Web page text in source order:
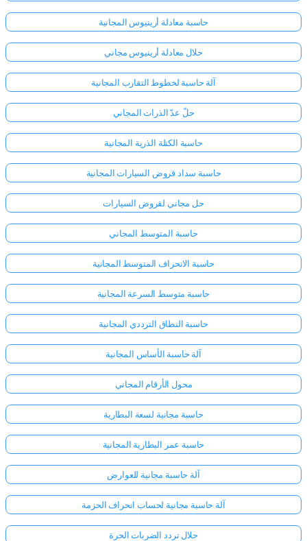
حاسبة معادلة أرينيوس المجانية
حلال معادلة أرينيوس مجاني
آلة حاسبة لخطوط التقارب المجانية
حلّ عدّ الذرات المجاني
حاسبة الكتلة الذرية المجانية
حاسبة سداد قروض السيارات المجانية
حل مجاني لقروض السيارات
حاسبة المتوسط المجاني
حاسبة الانحراف المتوسط المجانية
حاسبة متوسط السرعة المجانية
حاسبة النطاق الترددي المجانية
آلة حاسبة الأساس المجانية
محول الأرقام المجاني
حاسبة مجانية لسعة البطارية
حاسبة عمر البطارية المجانية
آلة حاسبة مجانية للعوارض
آلة حاسبة مجانية لحساب انحراف الحزمة
حلال تردد الضربات الحرة